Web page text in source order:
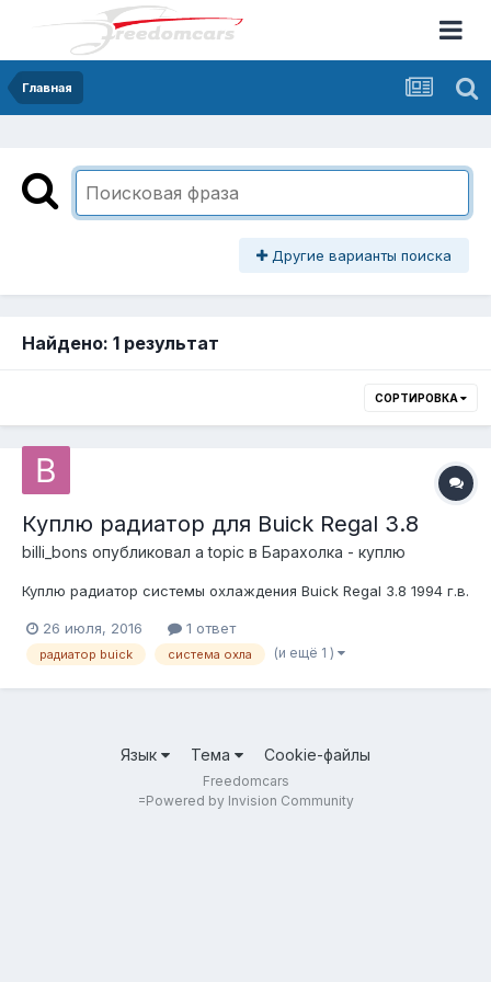
Главная
Другие варианты поиска
Найдено: 1 результат
СОРТИРОВКА
Куплю радиатор для Buick Regal 3.8
billi_bons опубликовал a topic в Барахолка - куплю
Куплю радиатор системы охлаждения Buick Regal 3.8 1994 г.в.
26 июля, 2016 1 ответ
радиатор buick система охла (и ещё 1 )
Язык Тема Cookie-файлы
Freedomcars
=Powered by Invision Community